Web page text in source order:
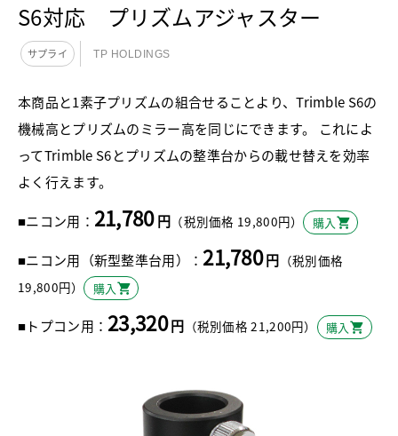
S6対応 プリズムアジャスター
サプライ TP HOLDINGS
本商品と1素子プリズムの組合せることより、Trimble S6の
機械高とプリズムのミラー高を同じにできます。 これによ
ってTrimble S6とプリズムの整準台からの載せ替えを効率
よく行えます。
■ニコン用： 21,780円 （税別価格 19,800円） 購入
■ニコン用（新型整準台用）： 21,780円 （税別価格
19,800円）
購入
■トプコン用： 23,320円 （税別価格 21,200円） 購入